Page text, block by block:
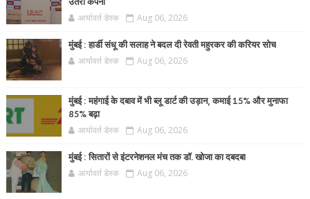
आर्यावर्त डेस्क Aug 06, 2026
मुंबई : हार्डी संधू की सलाह ने बदल दी रेवती महुरकर की करियर सोच
आर्यावर्त डेस्क Aug 06, 2026
मुंबई : महंगाई के दबाव में भी ब्लू डार्ट की उड़ान, कमाई 15% और मुनाफा
85% बढ़ा
आर्यावर्त डेस्क Aug 06, 2026
मुंबई : सितारों से इंटरनेशनल मंच तक डॉ. खोजा का दबदबा
आर्यावर्त डेस्क Aug 06, 2026